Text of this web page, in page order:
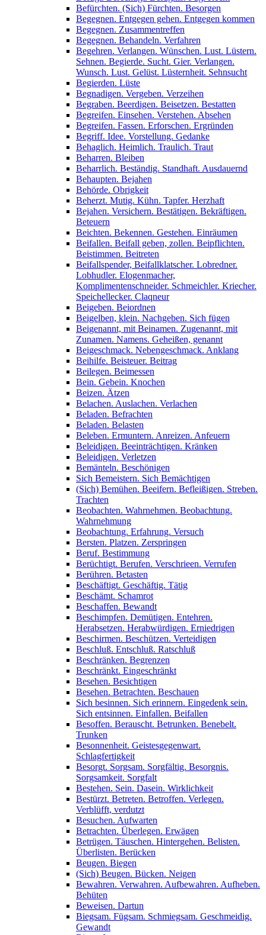
Befürchten. (Sich) Fürchten. Besorgen
Begegnen. Entgegen gehen. Entgegen kommen
Begegnen. Zusammentreffen
Begegnen. Behandeln. Verfahren
Begehren. Verlangen. Wünschen. Lust. Lüstern.
Sehnen. Begierde. Sucht. Gier. Verlangen.
Wunsch. Lust. Gelüst. Lüsternheit. Sehnsucht
Begierden. Lüste
Begnadigen. Vergeben. Verzeihen
Begraben. Beerdigen. Beisetzen. Bestatten
Begreifen. Einsehen. Verstehen. Absehen
Begreifen. Fassen. Erforschen. Ergründen
Begriff. Idee. Vorstellung. Gedanke
Behaglich. Heimlich. Traulich. Traut
Beharren. Bleiben
Beharrlich. Beständig. Standhaft. Ausdauernd
Behaupten. Bejahen
Behörde. Obrigkeit
Beherzt. Mutig. Kühn. Tapfer. Herzhaft
Bejahen. Versichern. Bestätigen. Bekräftigen.
Beteuern
Beichten. Bekennen. Gestehen. Einräumen
Beifallen. Beifall geben, zollen. Beipflichten.
Beistimmen. Beitreten
Beifallspender, Beifallklatscher. Lobredner.
Lobhudler. Elogenmacher,
Komplimentenschneider. Schmeichler. Kriecher.
Speichellecker. Claqneur
Beigeben. Beiordnen
Beigelben, klein. Nachgeben. Sich fügen
Beigenannt, mit Beinamen. Zugenannt, mit
Zunamen. Namens. Geheißen, genannt
Beigeschmack. Nebengeschmack. Anklang
Beihilfe. Beisteuer. Beitrag
Beilegen. Beimessen
Bein. Gebein. Knochen
Beizen. Ätzen
Belachen. Auslachen. Verlachen
Beladen. Befrachten
Beladen. Belasten
Beleben. Ermuntern. Anreizen. Anfeuern
Beleidigen. Beeinträchtigen. Kränken
Beleidigen. Verletzen
Bemänteln. Beschönigen
Sich Bemeistern. Sich Bemächtigen
(Sich) Bemühen. Beeifern. Befleißigen. Streben.
Trachten
Beobachten. Wahrnehmen. Beobachtung.
Wahrnehmung
Beobachtung. Erfahrung. Versuch
Bersten. Platzen. Zerspringen
Beruf. Bestimmung
Berüchtigt. Berufen. Verschrieen. Verrufen
Berühren. Betasten
Beschäftigt. Geschäftig. Tätig
Beschämt. Schamrot
Beschaffen. Bewandt
Beschimpfen. Demütigen. Entehren.
Herabsetzen. Herabwürdigen. Erniedrigen
Beschirmen. Beschützen. Verteidigen
Beschluß. Entschluß. Ratschluß
Beschränken. Begrenzen
Beschränkt. Eingeschränkt
Besehen. Besichtigen
Besehen. Betrachten. Beschauen
Sich besinnen. Sich erinnern. Eingedenk sein.
Sich entsinnen. Einfallen. Beifallen
Besoffen. Berauscht. Betrunken. Benebelt.
Trunken
Besonnenheit. Geistesgegenwart.
Schlagfertigkeit
Besorgt. Sorgsam. Sorgfältig. Besorgnis.
Sorgsamkeit. Sorgfalt
Bestehen. Sein. Dasein. Wirklichkeit
Bestürzt. Betreten. Betroffen. Verlegen.
Verblüfft, verdutzt
Besuchen. Aufwarten
Betrachten. Überlegen. Erwägen
Betrügen. Täuschen. Hintergehen. Belisten.
Überlisten. Berücken
Beugen. Biegen
(Sich) Beugen. Bücken. Neigen
Bewahren. Verwahren. Aufbewahren. Aufheben.
Behüten
Beweisen. Dartun
Biegsam. Fügsam. Schmiegsam. Geschmeidig.
Gewandt